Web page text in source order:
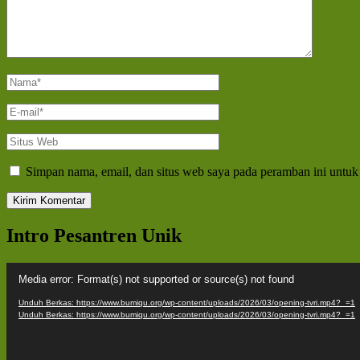
Nama*
E-
mail*
Situs
Web
Simpan nama, email, dan situs web saya pada peramban ini
Intro Pesantren Unik
Video
Media error: Format(s) not supported or source(s) not found
Unduh Berkas: https://www.bumiqu.org/wp-content/uploads/2026/03/opening-tvri.mp4?_=1
Unduh Berkas: https://www.bumiqu.org/wp-content/uploads/2026/03/opening-tvri.mp4?_=1